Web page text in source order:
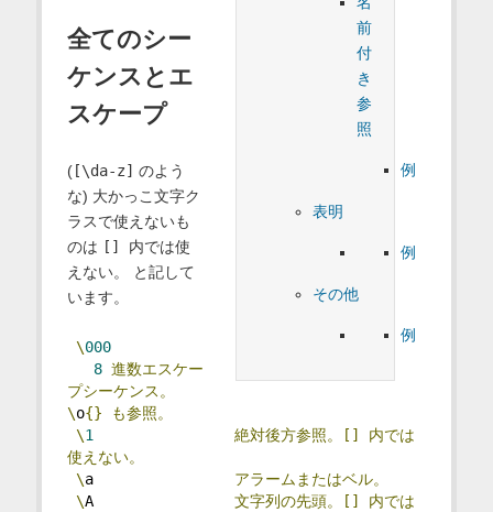
前
付
き
参
照
例
表明
例
その他
例
全てのシー
ケンスとエ
スケープ
([\da-z] のよう
な) 大かっこ文字ク
ラスで使えないも
のは [] 内では使
えない。
と記して
います。
\000
8 進数エスケー
プシーケンス。
\o{}
も参照。
\1 絶対後方参照。[]
内では
使えない。
\a アラームまたはベル。
\A 文字列の先頭。[]
内では